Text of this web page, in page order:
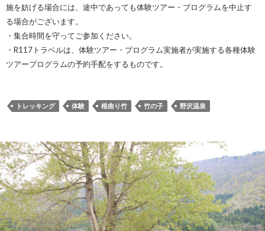
施を妨げる場合には、途中であっても体験ツアー・プログラムを中止す
る場合がございます。
・集合時間を守ってご参加ください。
・R117トラベルは、体験ツアー・プログラム実施者が実施する各種体験
ツアープログラムの予約手配をするものです。
トレッキング 体験 根曲り竹 竹の子 野沢温泉